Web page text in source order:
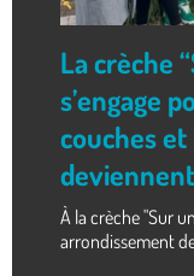
La crèche
s’engage
couches
À la crèche "Sur
arrondissement